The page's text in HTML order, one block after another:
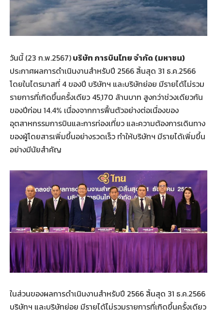
วันนี้ (23 ก.พ.2567)บริษัท การบินไทย จำกัด (มหาชน)
ประกาศผลการดำเนินงานสำหรับปี 2566 สิ้นสุด 31 ธ.ค.2566
โดยในไตรมาสที่ 4 ของปี บริษัทฯ และบริษัทย่อย มีรายได้ไม่รวม
รายการที่เกิดขึ้นครั้งเดียว 45,170 ล้านบาท สูงกว่าช่วงเดียวกัน
ของปีก่อน 14.4% เนื่องจากการฟื้นตัวอย่างต่อเนื่องของ
อุตสาหกรรมการบินและการท่องเที่ยว และความต้องการเดินทาง
ของผู้โดยสารเพิ่มขึ้นอย่างรวดเร็ว ทำให้บริษัทฯ มีรายได้เพิ่มขึ้น
อย่างมีนัยสำคัญ
ในส่วนของผลการดำเนินงานสำหรับปี 2566 สิ้นสุด 31 ธ.ค.2566
บริษัทฯ และบริษัทย่อย มีรายได้ไม่รวมรายการที่เกิดขึ้นครั้งเดียว